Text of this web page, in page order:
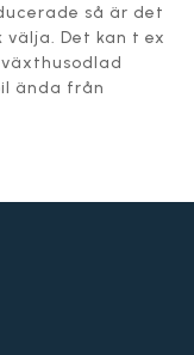
så är det
Det kan t ex
ända från